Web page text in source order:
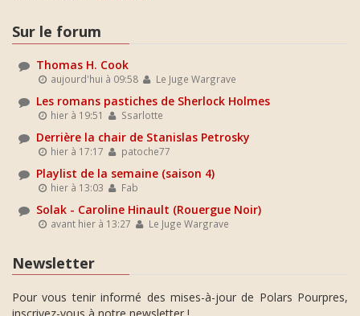
Sur le forum
Thomas H. Cook
aujourd'hui à 09:58 Le Juge Wargrave
Les romans pastiches de Sherlock Holmes
hier à 19:51 Ssarlotte
Derrière la chair de Stanislas Petrosky
hier à 17:17 patoche77
Playlist de la semaine (saison 4)
hier à 13:03 Fab
Solak - Caroline Hinault (Rouergue Noir)
avant hier à 13:27 Le Juge Wargrave
Newsletter
Pour vous tenir informé des mises-à-jour de Polars Pourpres,